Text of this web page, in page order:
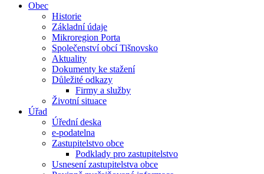
Obec
Historie
Základní údaje
Mikroregion Porta
Společenství obcí Tišnovsko
Aktuality
Dokumenty ke stažení
Důležité odkazy
Firmy a služby
Životní situace
Úřad
Úřední deska
e-podatelna
Zastupitelstvo obce
Podklady pro zastupitelstvo
Usnesení zastupitelstva obce